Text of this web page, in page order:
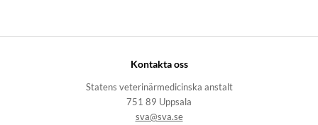
Kontakta oss
Statens veterinärmedicinska anstalt
751 89 Uppsala
sva@sva.se